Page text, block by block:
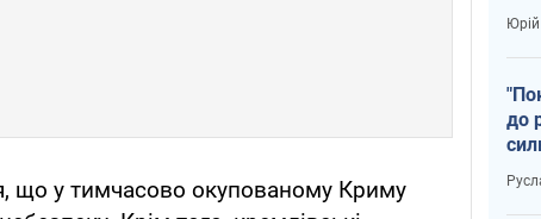
що у тимчасово окупованому Криму
до